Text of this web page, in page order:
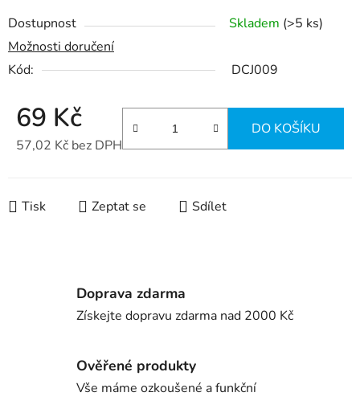
Dostupnost Skladem (>5 ks)
Možnosti doručení
Kód:
DCJ009
69 Kč
57,02 Kč bez DPH
DO KOŠÍKU
Tisk Zeptat se Sdílet
Doprava zdarma
Získejte dopravu zdarma nad 2000 Kč
Ověřené produkty
Vše máme ozkoušené a funkční